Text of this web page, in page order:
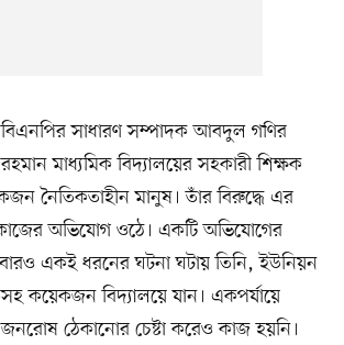
বিএনপির সাধারণ সম্পাদক আবদুল গণির
মাধ্যমিক বিদ্যালয়ের সহকারী শিক্ষক
নৈতিকতাহীন মানুষ। তাঁর বিরুদ্ধে এর
অভিযোগ ওঠে। একটি অভিযোগের
একই ধরনের ঘটনা ঘটায় তিনি, ইউনিয়ন
কয়েকজন বিদ্যালয়ে যান। একপর্যায়ে
ঠেকানোর চেষ্টা করেও কাজ হয়নি।